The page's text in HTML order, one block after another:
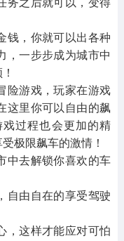
钱，你就可以出各种
，一步步成为城市中
险游戏，玩家在游戏
这里你可以自由的飙
过程也会更加的精
极限飙车的激情！
中去解锁你喜欢的车
自由自在的享受驾驶
，这样才能应对可怕